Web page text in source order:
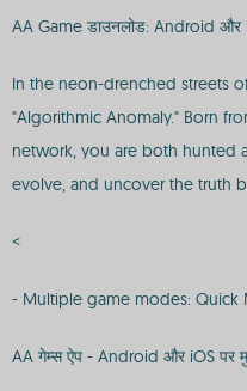
AA Game डाउनलोड: Android और
In the neon-drenched streets
"Algorithmic Anomaly." Born
network, you are both hunted
evolve, and uncover the truth
<
- Multiple game modes: Quick
AA गेम्स ऐप - Android और iOS पर